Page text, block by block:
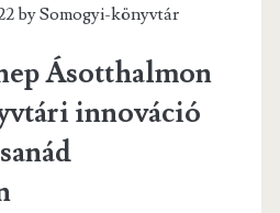
bySomogyi-könyvtár
Ásotthalmon
innováció